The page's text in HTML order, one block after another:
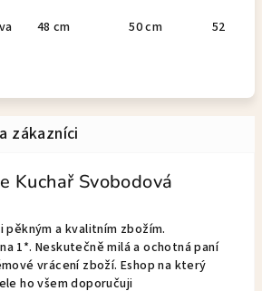
rukáva 48 cm 50 cm 52
Kuchař Svobodová
obchodu je 5 z 5 hviezdičiek.
pěkným a kvalitním zbožím.
1*. Neskutečně milá a ochotná paní
vrácení zboží. Eshop na který
ho všem doporučuji